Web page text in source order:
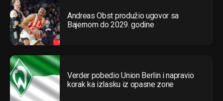
Andreas Obst produžio ugovor sa
Bajernom do 2029. godine
Verder pobedio Union Berlin i napravio
korak ka izlasku iz opasne zone